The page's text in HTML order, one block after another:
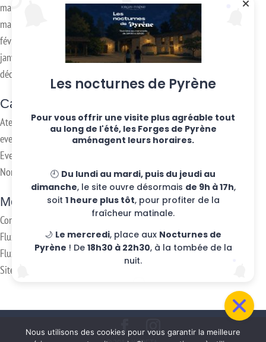
mai 2019
mars 2018
février 2018
janvier 2017
décembre 2016
Categories
Ateliers hebdo
evenements
Eventos
Non classifié(e)
Meta
Connexion
Flux des publications
Flux des commentaires
Site de WordPress-FR
Les nocturnes de Pyrène
Pour vous offrir une visite plus agréable tout
au long de l'été, les Forges de Pyrène
aménagent leurs horaires.
🕘 Du lundi au mardi, puis du jeudi au
dimanche, le site ouvre désormais de 9h à 17h,
soit 1 heure plus tôt, pour profiter de la
fraîcheur matinale.
🌙 Le mercredi, place aux Nocturnes de
Pyrène ! De 18h30 à 22h30, à la tombée de la
nuit.
Nous utilisons des cookies pour vous garantir la meilleure